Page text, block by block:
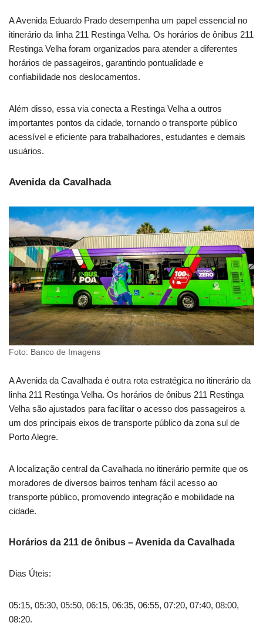
A Avenida Eduardo Prado desempenha um papel essencial no
itinerário da linha 211 Restinga Velha. Os horários de ônibus 211
Restinga Velha foram organizados para atender a diferentes
horários de passageiros, garantindo pontualidade e
confiabilidade nos deslocamentos.
Além disso, essa via conecta a Restinga Velha a outros
importantes pontos da cidade, tornando o transporte público
acessível e eficiente para trabalhadores, estudantes e demais
usuários.
Avenida da Cavalhada
Foto: Banco de Imagens
A Avenida da Cavalhada é outra rota estratégica no itinerário da
linha 211 Restinga Velha. Os horários de ônibus 211 Restinga
Velha são ajustados para facilitar o acesso dos passageiros a
um dos principais eixos de transporte público da zona sul de
Porto Alegre.
A localização central da Cavalhada no itinerário permite que os
moradores de diversos bairros tenham fácil acesso ao
transporte público, promovendo integração e mobilidade na
cidade.
Horários da 211 de ônibus – Avenida da Cavalhada
Dias Úteis:
05:15, 05:30, 05:50, 06:15, 06:35, 06:55, 07:20, 07:40, 08:00,
08:20.